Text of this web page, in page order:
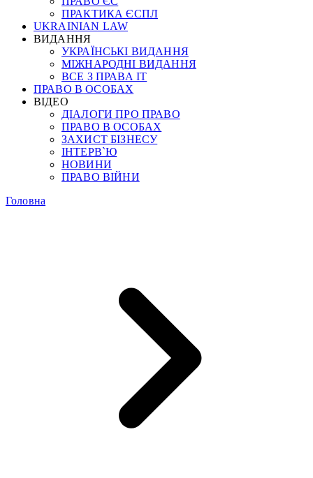
ПРАКТИКА ЄСПЛ
UKRAINIAN LAW
ВИДАННЯ
УКРАЇНСЬКІ ВИДАННЯ
МІЖНАРОДНІ ВИДАННЯ
ВСЕ З ПРАВА ІТ
ПРАВО В ОСОБАХ
ВІДЕО
ДІАЛОГИ ПРО ПРАВО
ПРАВО В ОСОБАХ
ЗАХИСТ БІЗНЕСУ
ІНТЕРВ`Ю
НОВИНИ
ПРАВО ВІЙНИ
Головна